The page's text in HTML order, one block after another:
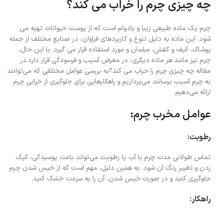
چه چیزی چرم را خراب می کند؟
چرم یک ماده طبیعی زیبا و بادوام است که از پوست حیوانات تهیه می
شود. این ماده به دلیل تنوع و کاربردهای فراوان، در صنایع مختلف از جمله
پوشاک، کیف و کفش، مبلمان و مورد استفاده قرار می گیرد. با این حال،
چرم نیز مانند هر ماده دیگری، در معرض آسیب و فرسودگی قرار دارد.در
مقاله چه چیزی چرم را خراب می کند؟به بررسی عوامل مختلفی که می‌توانند
به چرم آسیب برسانند می‌پردازیم و راهکارهایی برای جلوگیری از خرابی چرم
ارائه می‌دهیم.
عوامل مخرب چرم:
رطوبت:
تماس طولانی مدت چرم با آب یا رطوبت می‌تواند باعث پوسیدگی، کپک
زدن و تغییر رنگ آن شود. به همین دلیل، مهم است که از خیس شدن چرم
جلوگیری کنید و در صورت خیس شدن، آن را به سرعت خشک کنید.
راهکار: